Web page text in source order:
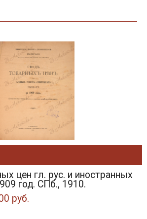
цен гл. рус. и иностранных
год. СПб., 1910.
руб.